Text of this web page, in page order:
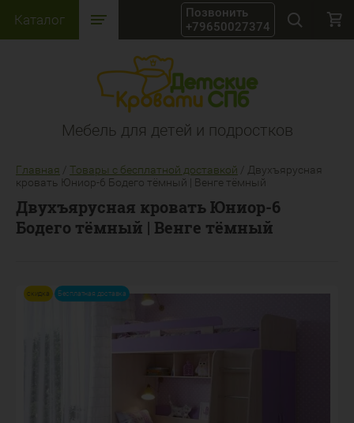
Каталог +79650027374
Мебель для детей и подростков
Главная / Товары с бесплатной доставкой / Двухъярусная
кровать Юниор-6 Бодего тёмный | Венге тёмный
Двухъярусная кровать Юниор-6
Бодего тёмный | Венге тёмный
скидка Бесплатная доставка